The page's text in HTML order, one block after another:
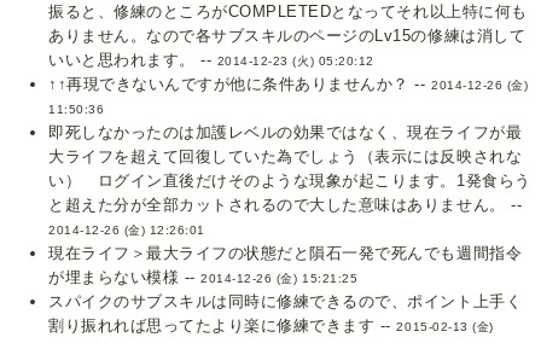
振ると、修練のところがCOMPLETEDとなってそれ以上特に何も
ありません。なので各サブスキルのページのLv15の修練は消して
いいと思われます。 -- 2014-12-23 (火) 05:20:12
↑↑再現できないんですが他に条件ありませんか？ --2014-12-26 (金)
11:50:36
即死しなかったのは加護レベルの効果ではなく、現在ライフが最
大ライフを超えて回復していた為でしょう（表示には反映されな
い） ログイン直後だけそのような現象が起こります。1発食らう
と超えた分が全部カットされるので大した意味はありません。 --
2014-12-26 (金) 12:26:01
現在ライフ＞最大ライフの状態だと隕石一発で死んでも週間指令
が埋まらない模様 --2014-12-26 (金) 15:21:25
スパイクのサブスキルは同時に修練できるので、ポイント上手く
割り振れれば思ってたより楽に修練できます --2015-02-13 (金)